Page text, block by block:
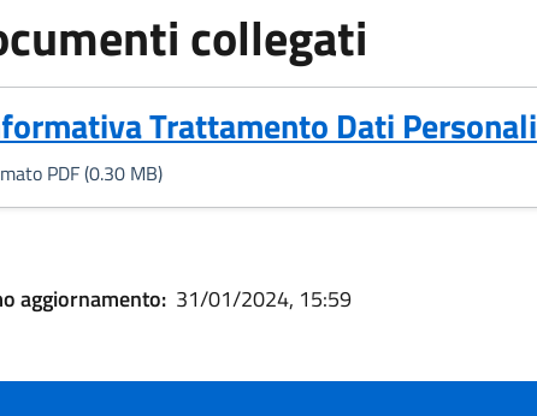
collegati
Trattamento Dati Personali
PDF, 0.30 MB)
PDF (0.30 MB)
aggiornamento: 31/01/2024, 15:59